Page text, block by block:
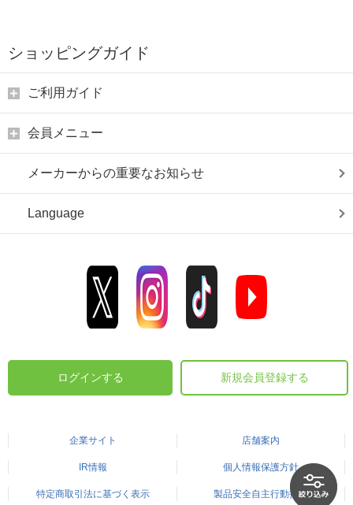
ショッピングガイド
ご利用ガイド
会員メニュー
メーカーからの重要なお知らせ
Language
ログインする 新規会員登録する
企業サイト 店舗案内
IR情報 個人情報保護方針
特定商取引法に基づく表示 製品安全自主行動指針